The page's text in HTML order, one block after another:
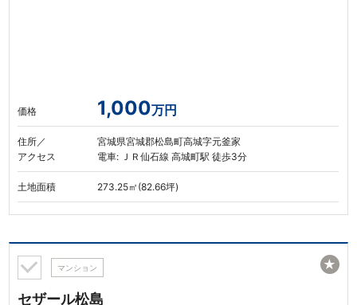
価格 1,000万円
住所／
アクセス
宮城県宮城郡松島町高城字元釜家
電車: ＪＲ仙石線 高城町駅 徒歩3分
土地面積 273.25㎡(82.66坪)
マンション
セザール松島
★